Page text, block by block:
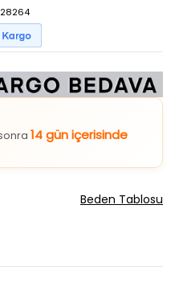
14 gün içerisinde
Beden Tablosu